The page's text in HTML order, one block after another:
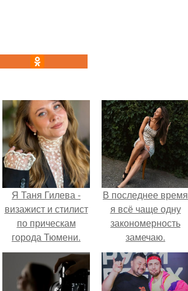
Я Таня Гилева -
визажист и стилист
по прическам
города Тюмени.
В последнее время
я всё чаще одну
закономерность
замечаю.